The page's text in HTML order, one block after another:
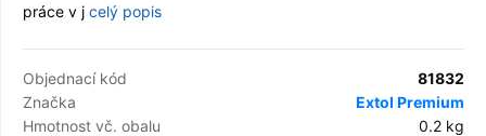
práce v j celý popis
Objednací kód
81832
Značka
Extol Premium
Hmotnost vč. obalu
0.2 kg